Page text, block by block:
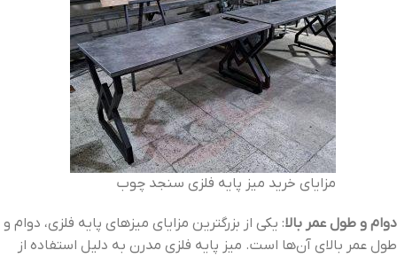
مزایای خرید میز پایه فلزی سنجد چوب
دوام و طول عمر بالا: یکی از بزرگترین مزایای میزهای پایه فلزی، دوام و
طول عمر بالای آن‌ها است. میز پایه فلزی مدرن به دلیل استفاده از